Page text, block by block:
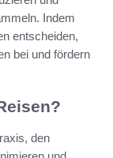
Indem
entscheiden,
bei und fördern
den